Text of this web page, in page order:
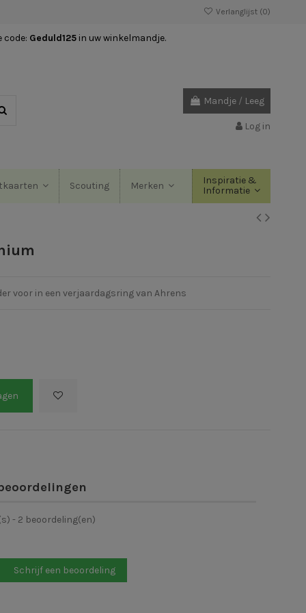
Verlanglijst (0)
code: Geduld125 in uw winkelmandje.
Mandje / Leeg
Log in
Scouting Merken
Inspiratie &
Informatie
voor in een verjaardagsring van Ahrens
- 2 beoordeling(en)
Schrijf een beoordeling